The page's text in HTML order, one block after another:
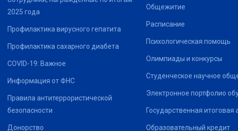
2025 года
Профилактика вирусного гепатита
Профилактика сахарного диабета
COVID-19: Важное
Информация от ФНС
Правила антитеррористической
безопасности
Донорство
Общежитие
Расписание
Психологическая помощь
Олимпиады и конкурсы
Студенческое научное
Электронное портфолио
Государственная итоговая
Образовательный кредит